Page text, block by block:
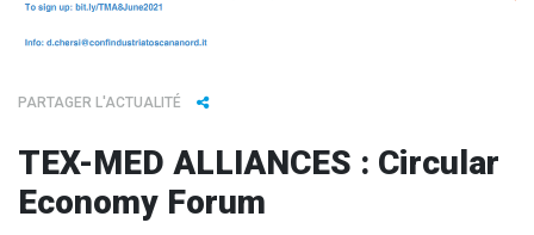
PARTAGER L'ACTUALITÉ
TEX-MED ALLIANCES : Circular
Economy Forum